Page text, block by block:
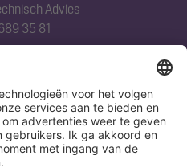
Advies
35 81
onze nieuwsbrief
Nu aanmelden